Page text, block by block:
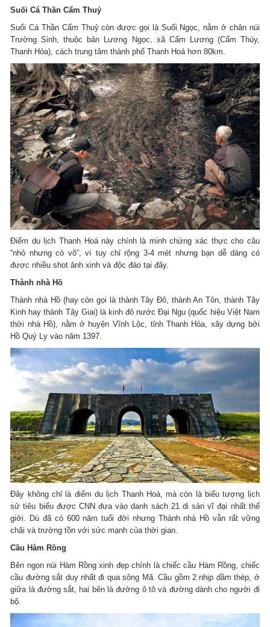
Suối Cá Thần Cẩm Thuỷ
Suối Cá Thần Cẩm Thuỷ còn được gọi là Suối Ngọc, nằm ở chân núi
Trường Sinh, thuộc bản Lương Ngọc, xã Cẩm Lương (Cẩm Thủy,
Thanh Hóa), cách trung tâm thành phố Thanh Hoá hơn 80km.
Điểm du lịch Thanh Hoá này chính là minh chứng xác thực cho câu
“nhỏ nhưng có võ”, vì tuy chỉ rộng 3-4 mét nhưng bạn dễ dàng có
được nhiều shot ảnh xinh và độc đáo tại đây.
Thành nhà Hồ
Thành nhà Hồ (hay còn gọi là thành Tây Đô, thành An Tôn, thành Tây
Kinh hay thành Tây Giai) là kinh đô nước Đại Ngu (quốc hiệu Việt Nam
thời nhà Hồ), nằm ở huyện Vĩnh Lộc, tỉnh Thanh Hóa, xây dựng bởi
Hồ Quý Ly vào năm 1397.
Đây không chỉ là điểm du lịch Thanh Hoá, mà còn là biểu tượng lịch
sử tiêu biểu được CNN đưa vào danh sách 21 di sản vĩ đại nhất thế
giới. Dù đã có 600 năm tuổi đời nhưng Thành nhà Hồ vẫn rất vững
chãi và trường tồn với sức mạnh của thời gian.
Cầu Hàm Rồng
Bên ngọn núi Hàm Rồng xinh đẹp chính là chiếc cầu Hàm Rồng, chiếc
cầu đường sắt duy nhất đi qua sông Mã. Cầu gồm 2 nhịp dầm thép, ở
giữa là đường sắt, hai bên là đường ô tô và đường dành cho người đi
bộ.